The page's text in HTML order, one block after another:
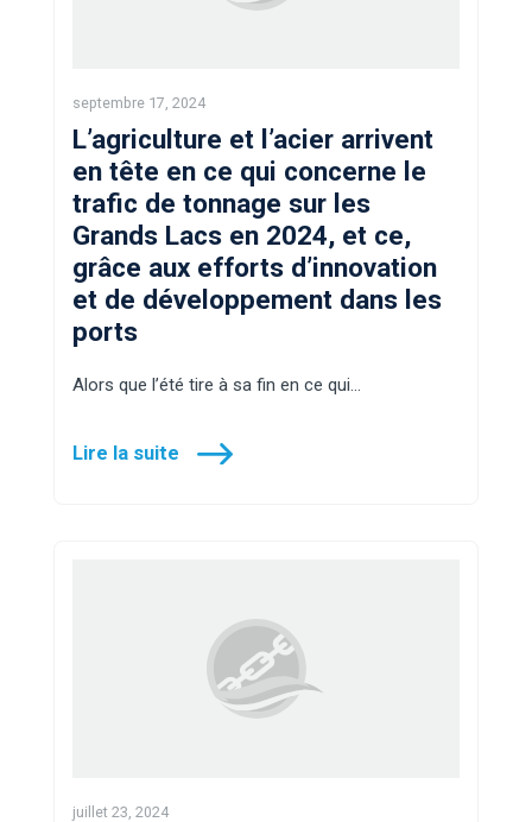
septembre 17, 2024
L’agriculture et l’acier arrivent
en tête en ce qui concerne le
trafic de tonnage sur les
Grands Lacs en 2024, et ce,
grâce aux efforts d’innovation
et de développement dans les
ports
Alors que l’été tire à sa fin en ce qui…
Lire la suite
juillet 23, 2024